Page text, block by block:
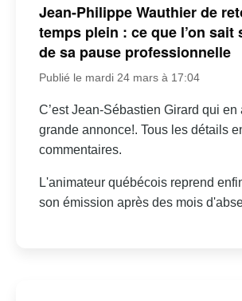
Jean-Philippe Wauthier de
temps plein : ce que l’on sait
de sa pause professionnelle
Publié le mardi 24 mars à 17:04
C’est Jean-Sébastien Girard qui en
grande annonce!. Tous les détails
commentaires.
L'animateur québécois reprend
son émission après des mois